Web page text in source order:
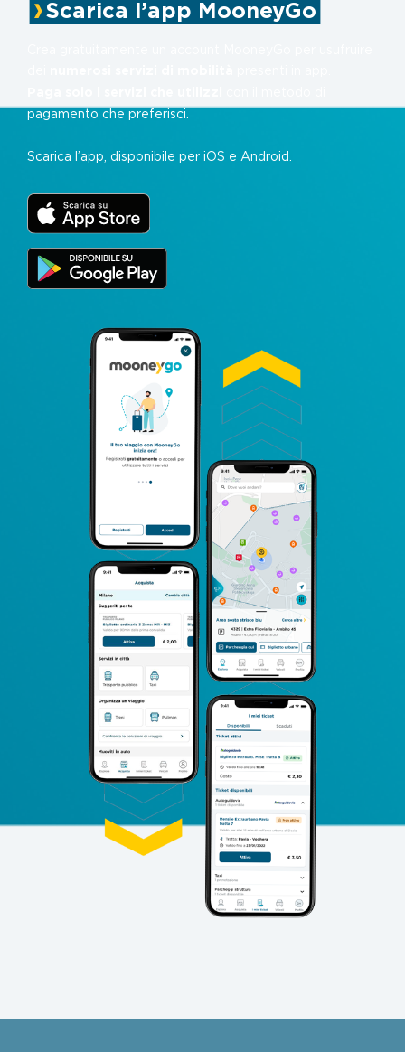
Scarica l’app MooneyGo
pagamento che preferisci.
Scarica l’app, disponibile per iOS e Android.